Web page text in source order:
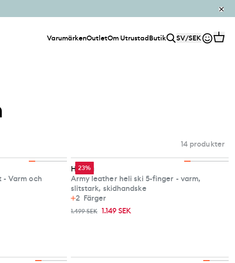
VarumärkenOutletOm UtrustadButik SV/SEK
14 produkter
- Varm och
23%
Hestra
Army leather heli ski 5-finger - varm,
slitstark, skidhandske
2 Färger
1.499 SEK 1.149 SEK